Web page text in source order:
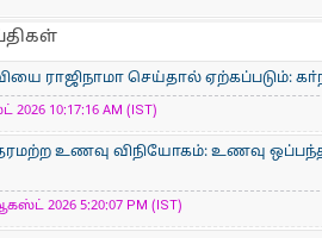
ராஜிநாமா செய்தால் ஏற்கப்படும்:
10:17:16 AM (IST)
உணவு விநியோகம்: உணவு ஒப்பந்த
2026 5:20:07 PM (IST)